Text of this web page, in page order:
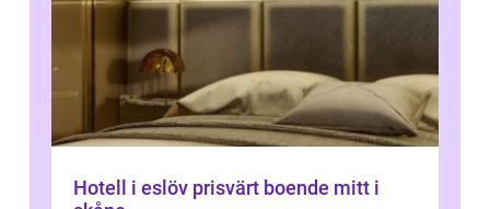
Hotell i eslöv prisvärt boende mitt i